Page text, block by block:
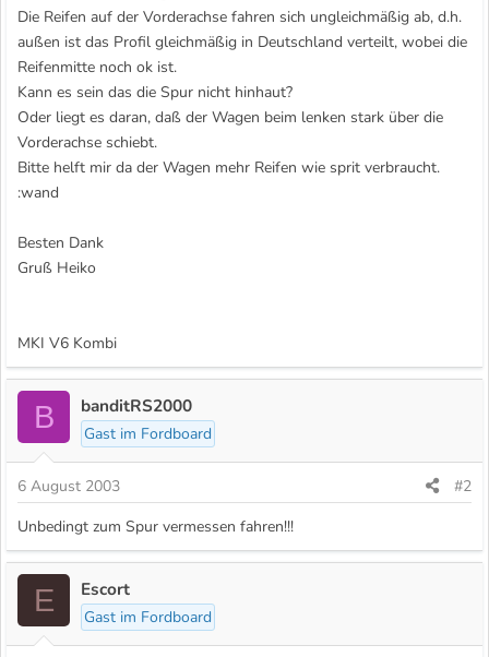
Die Reifen auf der Vorderachse fahren sich ungleichmäßig ab, d.h.
außen ist das Profil gleichmäßig in Deutschland verteilt, wobei die
Reifenmitte noch ok ist.
Kann es sein das die Spur nicht hinhaut?
Oder liegt es daran, daß der Wagen beim lenken stark über die
Vorderachse schiebt.
Bitte helft mir da der Wagen mehr Reifen wie sprit verbraucht.
:wand
Besten Dank
Gruß Heiko
MKI V6 Kombi
B banditRS2000
Gast im Fordboard
6 August 2003
#2
Unbedingt zum Spur vermessen fahren!!!
E Escort
Gast im Fordboard